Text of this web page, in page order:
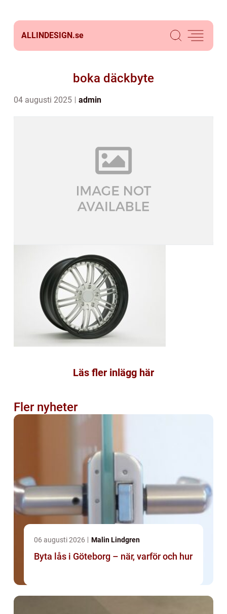
ALLINDESIGN.se
boka däckbyte
04 augusti 2025 admin
Läs fler inlägg här
Fler nyheter
06 augusti 2026 Malin Lindgren
Byta lås i Göteborg – när, varför och hur